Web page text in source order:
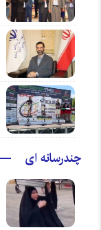
چندرسانه ای